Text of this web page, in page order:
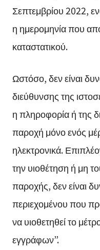
Σεπτεμβρίου 2022,
η ημερομηνία που
καταστατικού.
Ωστόσο, δεν είναι
διεύθυνσης της
η πληροφορία ή της
παροχή μόνο ενός
ηλεκτρονικά.
την υιοθέτηση ή μη
παροχής, δεν είναι
περιεχομένου που
να υιοθετηθεί το
εγγράφων”.